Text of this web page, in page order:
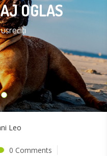
OGLAS
0 Comments